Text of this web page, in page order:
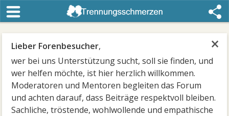
×
Lieber Forenbesucher,
wer bei uns Unterstützung sucht, soll sie finden, und
wer helfen möchte, ist hier herzlich willkommen.
Moderatoren und Mentoren begleiten das Forum
und achten darauf, dass Beiträge respektvoll bleiben.
Sachliche, tröstende, wohlwollende und empathische